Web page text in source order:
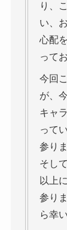
り、
い、
心配
って
今回
が、
キャ
って
参りま
そし
以上
参り
ら幸